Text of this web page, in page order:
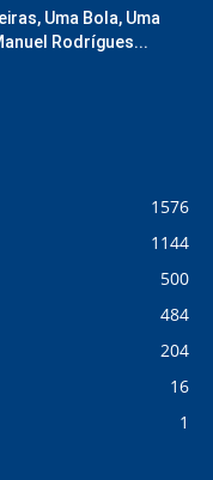
Uma Bola, Uma
Rodrígues...
1576
1144
500
484
204
16
1